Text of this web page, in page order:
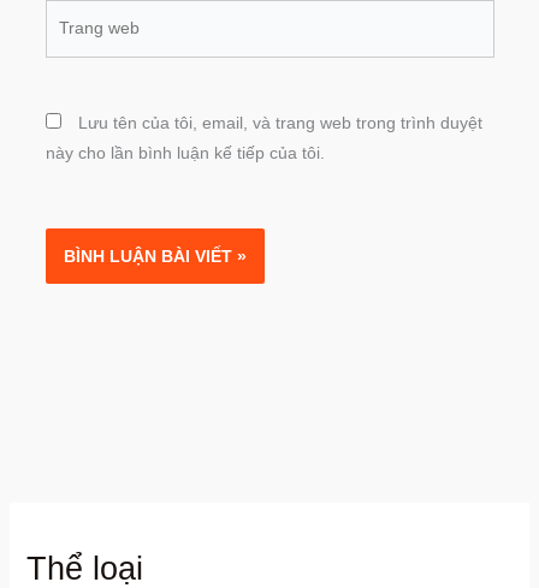
Thể loại
Lưu tên của tôi, email, và trang web trong trình duyệt
này cho lần bình luận kế tiếp của tôi.